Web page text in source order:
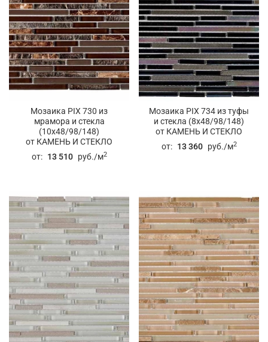
Мозаика PIX 730 из
мрамора и стекла
(10x48/98/148)
от КАМЕНЬ И СТЕКЛО
от: 13 510 руб./м2
Мозаика PIX 734 из туфы
и стекла (8x48/98/148)
от КАМЕНЬ И СТЕКЛО
от: 13 360 руб./м2